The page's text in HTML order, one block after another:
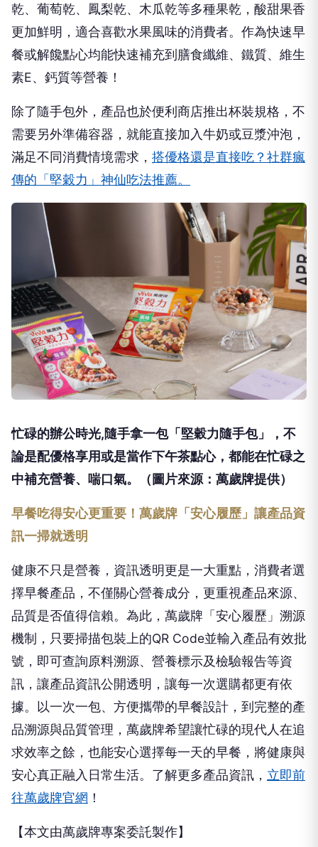
乾、葡萄乾、鳳梨乾、木瓜乾等多種果乾，酸甜果香
更加鮮明，適合喜歡水果風味的消費者。作為快速早
餐或解饞點心均能快速補充到膳食纖維、鐵質、維生
素E、鈣質等營養！
除了隨手包外，產品也於便利商店推出杯裝規格，不
需要另外準備容器，就能直接加入牛奶或豆漿沖泡，
滿足不同消費情境需求， 搭優格還是直接吃？社群瘋
傳的「堅穀力」神仙吃法推薦。
忙碌的辦公時光,隨手拿一包「堅穀力隨手包」，不
論是配優格享用或是當作下午茶點心，都能在忙碌之
中補充營養、喘口氣。（圖片來源：萬歲牌提供）
早餐吃得安心更重要！萬歲牌「安心履歷」讓產品資
訊一掃就透明
健康不只是營養，資訊透明更是一大重點，消費者選
擇早餐產品，不僅關心營養成分，更重視產品來源、
品質是否值得信賴。為此，萬歲牌「安心履歷」溯源
機制，只要掃描包裝上的QR Code並輸入產品有效批
號，即可查詢原料溯源、營養標示及檢驗報告等資
訊，讓產品資訊公開透明，讓每一次選購都更有依
據。以一次一包、方便攜帶的早餐設計，到完整的產
品溯源與品質管理，萬歲牌希望讓忙碌的現代人在追
求效率之餘，也能安心選擇每一天的早餐，將健康與
安心真正融入日常生活。 了解更多產品資訊， 立即前
往萬歲牌官網 ！
【本文由萬歲牌專案委託製作】